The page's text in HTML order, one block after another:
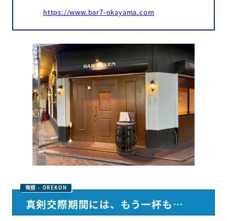
https://www.bar7-okayama.com
真剣交際期間には、もう一杯も…